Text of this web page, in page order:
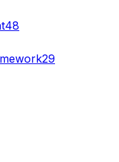
48
29